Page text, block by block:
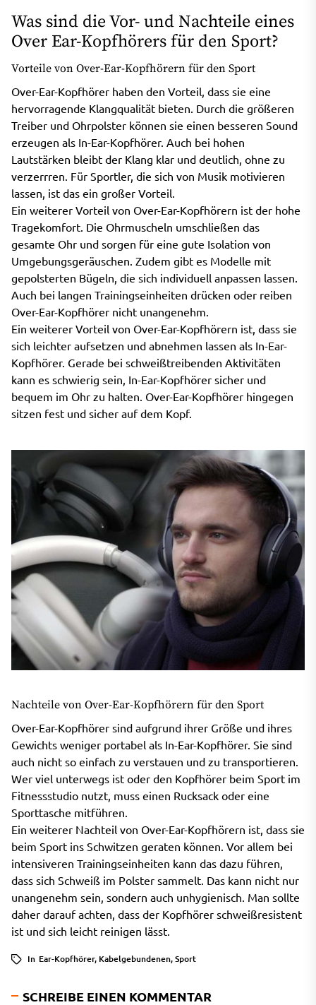
Was sind die Vor- und Nachteile eines
Over Ear-Kopfhörers für den Sport?
Vorteile von Over-Ear-Kopfhörern für den Sport
Over-Ear-Kopfhörer haben den Vorteil, dass sie eine
hervorragende Klangqualität bieten. Durch die größeren
Treiber und Ohrpolster können sie einen besseren Sound
erzeugen als In-Ear-Kopfhörer. Auch bei hohen
Lautstärken bleibt der Klang klar und deutlich, ohne zu
verzerrren. Für Sportler, die sich von Musik motivieren
lassen, ist das ein großer Vorteil.
Ein weiterer Vorteil von Over-Ear-Kopfhörern ist der hohe
Tragekomfort. Die Ohrmuscheln umschließen das
gesamte Ohr und sorgen für eine gute Isolation von
Umgebungsgeräuschen. Zudem gibt es Modelle mit
gepolsterten Bügeln, die sich individuell anpassen lassen.
Auch bei langen Trainingseinheiten drücken oder reiben
Over-Ear-Kopfhörer nicht unangenehm.
Ein weiterer Vorteil von Over-Ear-Kopfhörern ist, dass sie
sich leichter aufsetzen und abnehmen lassen als In-Ear-
Kopfhörer. Gerade bei schweißtreibenden Aktivitäten
kann es schwierig sein, In-Ear-Kopfhörer sicher und
bequem im Ohr zu halten. Over-Ear-Kopfhörer hingegen
sitzen fest und sicher auf dem Kopf.
Nachteile von Over-Ear-Kopfhörern für den Sport
Over-Ear-Kopfhörer sind aufgrund ihrer Größe und ihres
Gewichts weniger portabel als In-Ear-Kopfhörer. Sie sind
auch nicht so einfach zu verstauen und zu transportieren.
Wer viel unterwegs ist oder den Kopfhörer beim Sport im
Fitnessstudio nutzt, muss einen Rucksack oder eine
Sporttasche mitführen.
Ein weiterer Nachteil von Over-Ear-Kopfhörern ist, dass sie
beim Sport ins Schwitzen geraten können. Vor allem bei
intensiveren Trainingseinheiten kann das dazu führen,
dass sich Schweiß im Polster sammelt. Das kann nicht nur
unangenehm sein, sondern auch unhygienisch. Man sollte
daher darauf achten, dass der Kopfhörer schweißresistent
ist und sich leicht reinigen lässt.
In Ear-Kopfhörer, Kabelgebundenen,Sport
SCHREIBE EINEN KOMMENTAR